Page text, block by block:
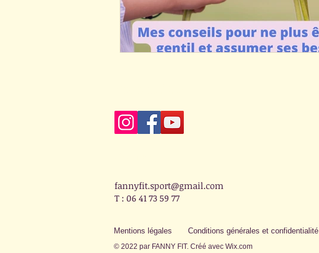
fannyfit.sport@gmail.com
T : 06 41 73 59 77
Mentions légales Conditions générales et confidentialité
© 2022 par FANNY FIT. Créé avec Wix.com